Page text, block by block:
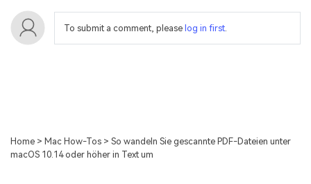
To submit a comment, pleaselog in first.
Home > Mac How-Tos > So wandeln Sie gescannte PDF-Dateien unter
macOS 10.14 oder höher in Text um